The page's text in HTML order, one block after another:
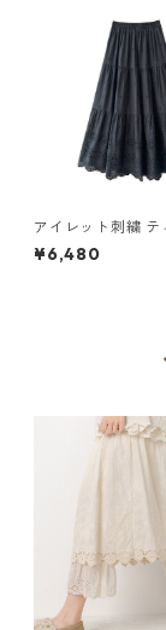
アイレット刺繍 テ
ングスカート6col
¥6,480